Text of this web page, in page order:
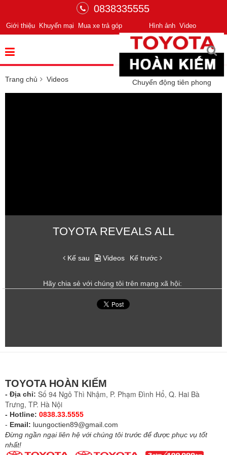
0838335555
Hình ảnh Video
Giới thiệu Khuyến mại Mua xe trả góp
Chuyển động tiên phong
Trang chủ Videos
TOYOTA REVEALS ALL
Kế sau Videos Kế trước
Hãy chia sẻ với chúng tôi trên mạng xã hội:
TOYOTA HOÀN KIẾM
- Địa chỉ: Số 94 Ngô Thì Nhậm, P. Phạm Đình Hổ, Q. Hai Bà
Trưng, TP. Hà Nội
- Hotline: 0838.33.5555
- Email: luungoctien89@gmail.com
Đừng ngần ngại liên hệ với chúng tôi trước để được phục vụ tốt
nhất!